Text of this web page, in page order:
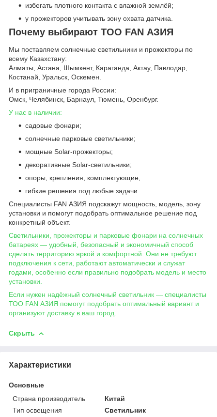
избегать плотного контакта с влажной землёй;
у прожекторов учитывать зону охвата датчика.
Почему выбирают ТОО FAN АЗИЯ
Мы поставляем солнечные светильники и прожекторы по
всему Казахстану:
Алматы, Астана, Шымкент, Караганда, Актау, Павлодар,
Костанай, Уральск, Оскемен.
И в приграничные города России:
Омск, Челябинск, Барнаул, Тюмень, Оренбург.
У нас в наличии:
садовые фонари;
солнечные парковые светильники;
мощные Solar-прожекторы;
декоративные Solar-светильники;
опоры, крепления, комплектующие;
гибкие решения под любые задачи.
Специалисты FAN АЗИЯ подскажут мощность, модель, зону
установки и помогут подобрать оптимальное решение под
конкретный объект.
Светильники, прожекторы и парковые фонари на солнечных
батареях — удобный, безопасный и экономичный способ
сделать территорию яркой и комфортной. Они не требуют
подключения к сети, работают автоматически и служат
годами, особенно если правильно подобрать модель и место
установки.
Если нужен надёжный солнечный светильник — специалисты
ТОО FAN АЗИЯ помогут подобрать оптимальный вариант и
организуют доставку в ваш город.
Скрыть
Характеристики
Основные
Страна производитель
Китай
Тип освещения
Светильник